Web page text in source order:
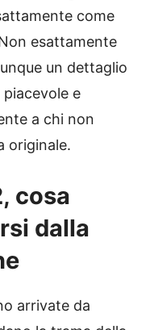
come
esattamente
un dettaglio
e
a chi non
originale.
cosa
dalla
arrivate da